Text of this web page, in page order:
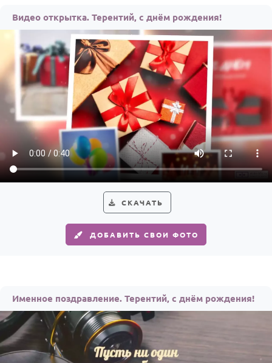
Видео открытка. Терентий, с днём рождения!
СКАЧАТЬ
ДОБАВИТЬ СВОИ ФОТО
Именное поздравление. Терентий, с днём рождения!